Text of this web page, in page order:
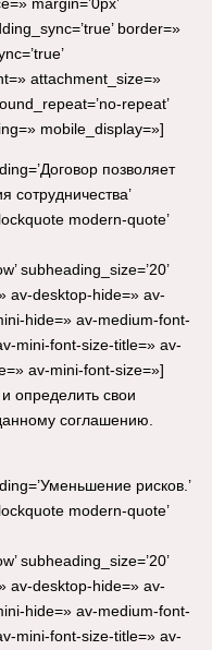
border=»
attachment_size=»
repeat’
mobile_display=»]
позволяет
сотрудничества’
modern-quote’
subheading_size=’20’
av-desktop-hide=» av-
hide=» av-medium-font-
mini-font-size-title=» av-
av-mini-font-size=»]
определить свои
соглашению.
рисков.’
modern-quote’
subheading_size=’20’
av-desktop-hide=» av-
hide=» av-medium-font-
mini-font-size-title=» av-